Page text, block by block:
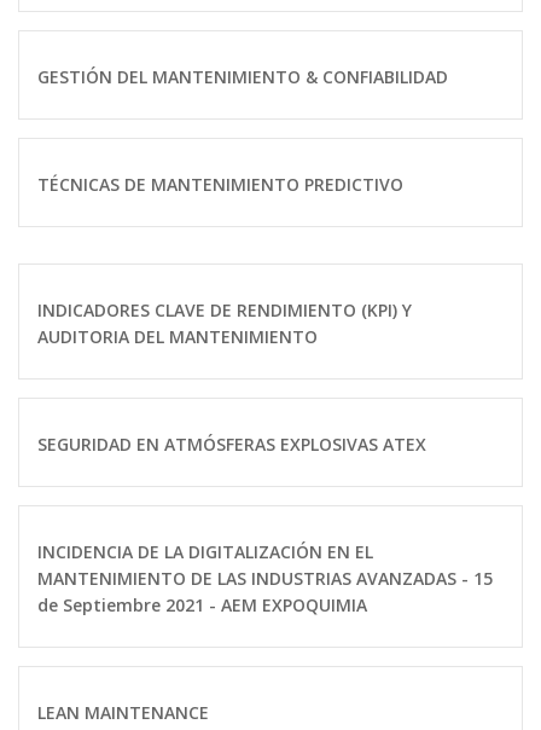
GESTIÓN DEL MANTENIMIENTO & CONFIABILIDAD
TÉCNICAS DE MANTENIMIENTO PREDICTIVO
INDICADORES CLAVE DE RENDIMIENTO (KPI) Y
AUDITORIA DEL MANTENIMIENTO
SEGURIDAD EN ATMÓSFERAS EXPLOSIVAS ATEX
INCIDENCIA DE LA DIGITALIZACIÓN EN EL
MANTENIMIENTO DE LAS INDUSTRIAS AVANZADAS - 15
de Septiembre 2021 - AEM EXPOQUIMIA
LEAN MAINTENANCE